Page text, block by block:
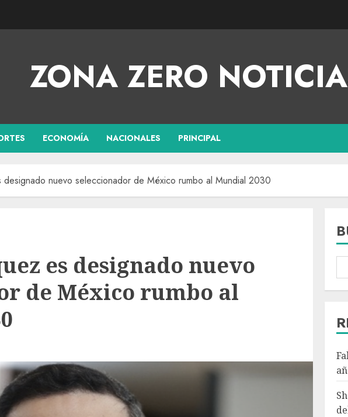
ZONA ZERO
ECONOMÍA NACIONALES PRINCIPAL
designado nuevo seleccionador de México rumbo al Mundial 2030
es designado nuevo
de México rumbo al
4